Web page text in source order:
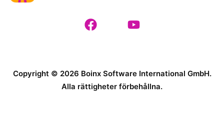
Copyright © 2026 Boinx Software International GmbH.
Alla rättigheter förbehållna.